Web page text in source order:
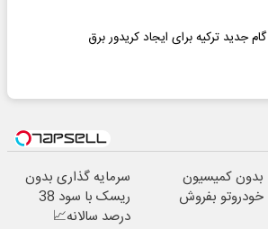
گام جدید ترکیه برای ایجاد کریدور برق
بدون کمیسیون
خودروتو بفروش
سرمایه گذاری بدون
ریسک با سود 38
درصد سالانه📈